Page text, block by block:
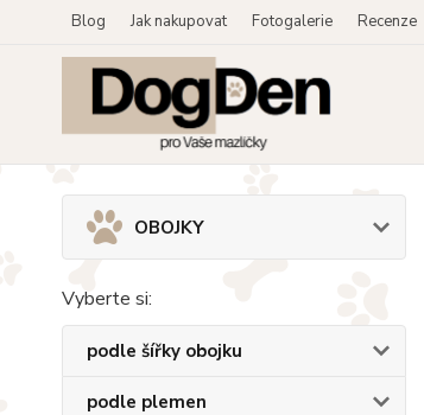
Blog Jak nakupovat Fotogalerie Recenze
OBOJKY
Vyberte si:
podle šířky obojku
podle plemen